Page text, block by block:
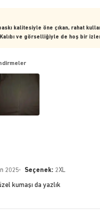
kalitesiyle öne çıkan, rahat
Kalıbı ve görselliğiyle de hoş bir
2025 Seçenek: 2XL
kumaşı da yazlık